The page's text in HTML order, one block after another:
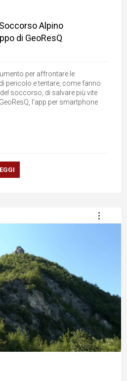
Alpino
di GeoResQ
per affrontare le
pericolo e tentare, come fanno
soccorso, di salvare più vite
l’app per smartphone